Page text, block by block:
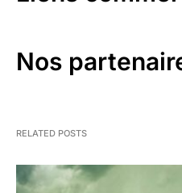
Nos
RELATED POSTS